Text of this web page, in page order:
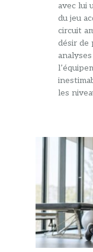
avec lui
du jeu
circuit
désir de
les